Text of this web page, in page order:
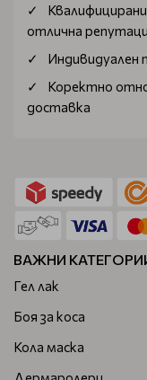
отлична
Индивидуален
Коректно
доставка
ВАЖНИ
Гел лак
Боя за коса
Кола маска